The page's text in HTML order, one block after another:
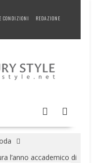
CONDIZIONI REDAZIONE
l’anno accademico di